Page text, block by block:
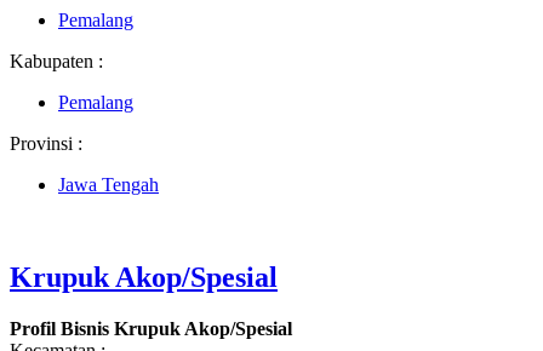
Pemalang
Kabupaten :
Pemalang
Provinsi :
Jawa Tengah
Krupuk Akop/Spesial
Profil Bisnis Krupuk Akop/Spesial